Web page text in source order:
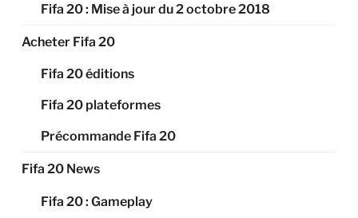
Fifa 20 : Mise à jour du 2 octobre 2018
Acheter Fifa 20
Fifa 20 éditions
Fifa 20 plateformes
Précommande Fifa 20
Fifa 20 News
Fifa 20 : Gameplay